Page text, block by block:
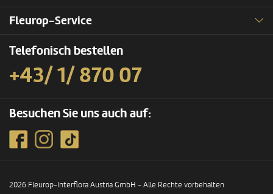
Fleurop-Service
Telefonisch bestellen
+43/ 1/ 870 07
Besuchen Sie uns auch auf:
2026 Fleurop-Interflora Austria GmbH - Alle Rechte vorbehalten